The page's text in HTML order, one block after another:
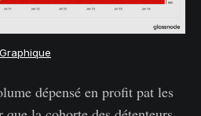
Graphique
dépensé en profit pat les